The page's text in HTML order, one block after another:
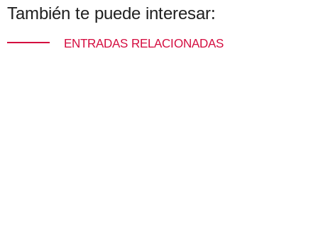
También te puede interesar:
ENTRADAS RELACIONADAS